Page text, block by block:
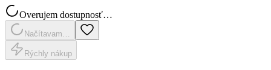
Overujem dostupnosť…
Načítavam…
Rýchly nákup